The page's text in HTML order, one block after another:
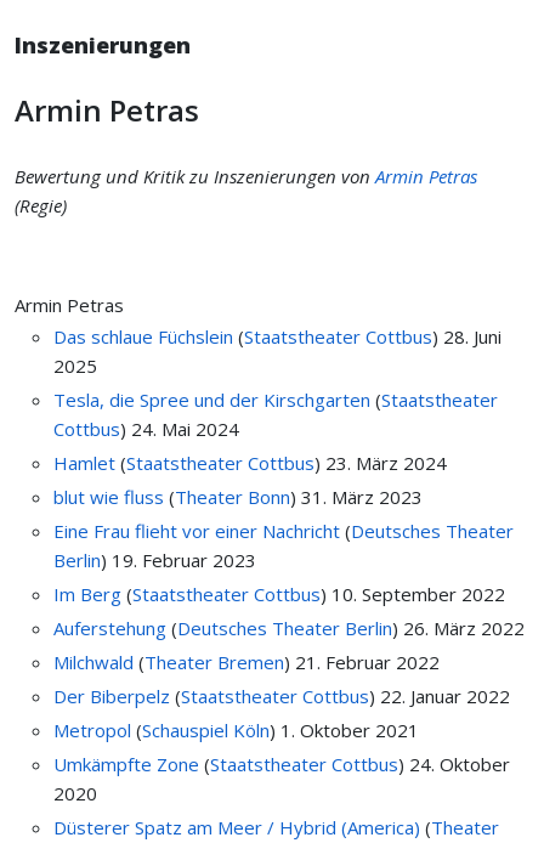
Inszenierungen
Armin Petras
Bewertung und Kritik zu Inszenierungen vonArmin Petras
(Regie)
Armin Petras
Das schlaue Füchslein (Staatstheater Cottbus) 28. Juni
2025
Tesla, die Spree und der Kirschgarten (Staatstheater
Cottbus) 24. Mai 2024
Hamlet (Staatstheater Cottbus) 23. März 2024
blut wie fluss (Theater Bonn) 31. März 2023
Eine Frau flieht vor einer Nachricht (Deutsches Theater
Berlin) 19. Februar 2023
Im Berg (Staatstheater Cottbus) 10. September 2022
Auferstehung (Deutsches Theater Berlin) 26. März 2022
Milchwald (Theater Bremen) 21. Februar 2022
Der Biberpelz (Staatstheater Cottbus) 22. Januar 2022
Metropol (Schauspiel Köln) 1. Oktober 2021
Umkämpfte Zone (Staatstheater Cottbus) 24. Oktober
2020
Düsterer Spatz am Meer / Hybrid (America) (Theater